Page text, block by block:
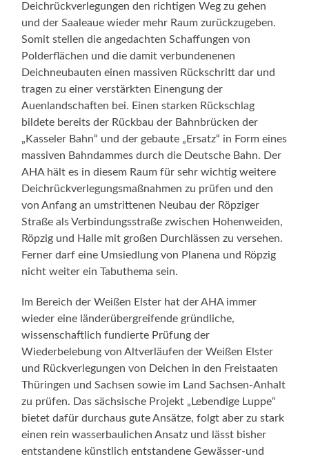
Deichrückverlegungen den richtigen Weg zu gehen
und der Saaleaue wieder mehr Raum zurückzugeben.
Somit stellen die angedachten Schaffungen von
Polderflächen und die damit verbundenenen
Deichneubauten einen massiven Rückschritt dar und
tragen zu einer verstärkten Einengung der
Auenlandschaften bei. Einen starken Rückschlag
bildete bereits der Rückbau der Bahnbrücken der
„Kasseler Bahn“ und der gebaute „Ersatz“ in Form eines
massiven Bahndammes durch die Deutsche Bahn. Der
AHA hält es in diesem Raum für sehr wichtig weitere
Deichrückverlegungsmaßnahmen zu prüfen und den
von Anfang an umstrittenen Neubau der Röpziger
Straße als Verbindungsstraße zwischen Hohenweiden,
Röpzig und Halle mit großen Durchlässen zu versehen.
Ferner darf eine Umsiedlung von Planena und Röpzig
nicht weiter ein Tabuthema sein.
Im Bereich der Weißen Elster hat der AHA immer
wieder eine länderübergreifende gründliche,
wissenschaftlich fundierte Prüfung der
Wiederbelebung von Altverläufen der Weißen Elster
und Rückverlegungen von Deichen in den Freistaaten
Thüringen und Sachsen sowie im Land Sachsen-Anhalt
zu prüfen. Das sächsische Projekt „Lebendige Luppe“
bietet dafür durchaus gute Ansätze, folgt aber zu stark
einen rein wasserbaulichen Ansatz und lässt bisher
entstandene künstlich entstandene Gewässer-und